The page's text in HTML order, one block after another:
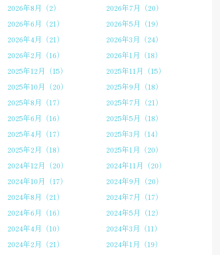
2026年8月（2）
2026年7月（20）
2026年6月（21）
2026年5月（19）
2026年4月（21）
2026年3月（24）
2026年2月（16）
2026年1月（18）
2025年12月（15）
2025年11月（15）
2025年10月（20）
2025年9月（18）
2025年8月（17）
2025年7月（21）
2025年6月（16）
2025年5月（18）
2025年4月（17）
2025年3月（14）
2025年2月（18）
2025年1月（20）
2024年12月（20）
2024年11月（20）
2024年10月（17）
2024年9月（20）
2024年8月（21）
2024年7月（17）
2024年6月（16）
2024年5月（12）
2024年4月（10）
2024年3月（11）
2024年2月（21）
2024年1月（19）